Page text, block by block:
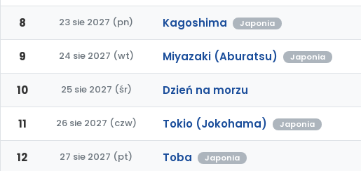
8 23 sie 2027 (pn) Kagoshima Japonia
9 24 sie 2027 (wt) Miyazaki (Aburatsu) Japonia
10 25 sie 2027 (śr) Dzień na morzu
11 26 sie 2027 (czw) Tokio (Jokohama) Japonia
12 27 sie 2027 (pt) Toba Japonia